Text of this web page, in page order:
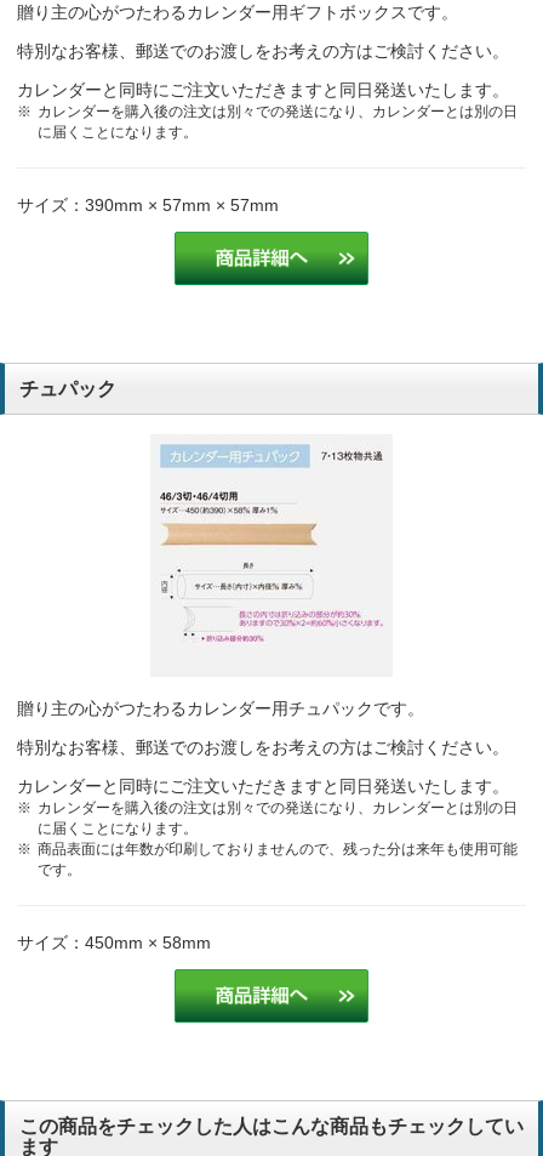
贈り主の心がつたわるカレンダー用ギフトボックスです。
特別なお客様、郵送でのお渡しをお考えの方はご検討ください。
カレンダーと同時にご注文いただきますと同日発送いたします。
カレンダーを購入後の注文は別々での発送になり、カレンダーとは別の日
に届くことになります。
サイズ：390mm × 57mm × 57mm
チュパック
贈り主の心がつたわるカレンダー用チュパックです。
特別なお客様、郵送でのお渡しをお考えの方はご検討ください。
カレンダーと同時にご注文いただきますと同日発送いたします。
カレンダーを購入後の注文は別々での発送になり、カレンダーとは別の日
に届くことになります。
商品表面には年数が印刷しておりませんので、残った分は来年も使用可能
です。
サイズ：450mm × 58mm
この商品をチェックした人はこんな商品もチェックしてい
ます